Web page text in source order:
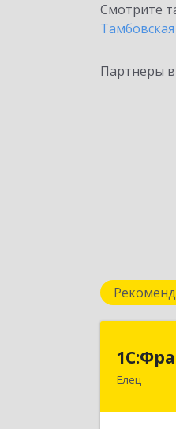
Смотрите
Партнеры
Елец